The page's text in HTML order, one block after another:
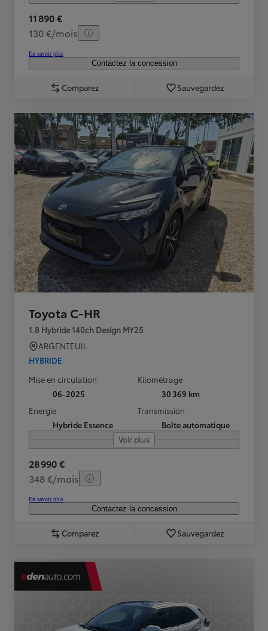
11 890 €
130 €/mois
En savoir plus
Contactez la concession
Comparez Sauvegardez
Toyota C-HR
1.8 Hybride 140ch Design MY25
ARGENTEUIL
HYBRIDE
Mise en circulation
06-2025
Kilométrage
30 369 km
Energie
Hybride Essence
Transmission
Boîte automatique
Voir plus
28 990 €
348 €/mois
En savoir plus
Contactez la concession
Comparez Sauvegardez